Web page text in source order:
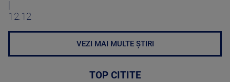
12:12
VEZI MAI MULTE ȘTIRI
TOP CITITE